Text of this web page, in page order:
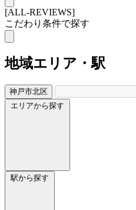
[ALL-REVIEWS]
こだわり条件で探す
地域エリア・駅
神戸市北区
エリアから探す
駅から探す